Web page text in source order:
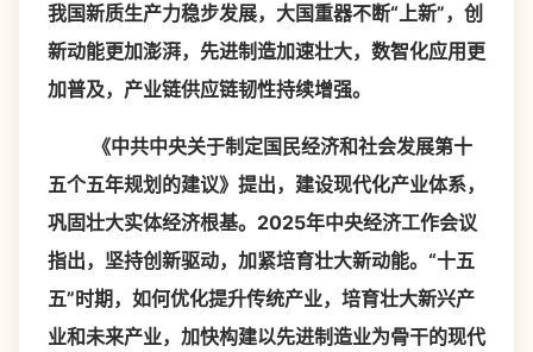
我国新质生产力稳步发展，大国重器不断“上新”，创
新动能更加澎湃，先进制造加速壮大，数智化应用更
加普及，产业链供应链韧性持续增强。
《中共中央关于制定国民经济和社会发展第十
五个五年规划的建议》提出，建设现代化产业体系，
巩固壮大实体经济根基。2025年中央经济工作会议
指出，坚持创新驱动，加紧培育壮大新动能。“十五
五”时期，如何优化提升传统产业，培育壮大新兴产
业和未来产业，加快构建以先进制造业为骨干的现代